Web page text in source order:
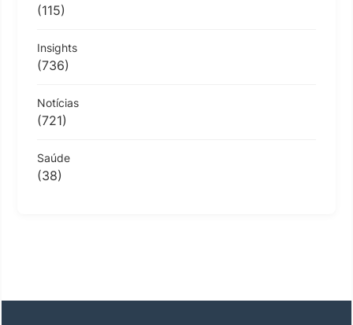
(115)
Insights
(736)
Notícias
(721)
Saúde
(38)